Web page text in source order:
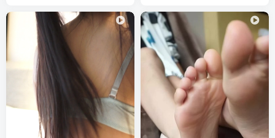
[ROSI写真]口罩系列 2025.11.22 NO.3450 [58P158MB]
[ROSI写真]口罩系列 2025.11.21 NO.3449 [78P208MB]
[ROSI写真]口罩系列 2025.11.20 NO.3448 [126P309MB]
[ROSI写真]口罩系列 2025.11.19 NO.3447 [128P346MB]
[ROSI写真]口罩系列 2025.11.18 NO.3446 [41P135MB]
[ROSI写真]口罩系列 2025.11.17 NO.3445 [67P168MB]
[ROSI写真]口罩系列 2025.11.16 NO.3444 [68P171MB]